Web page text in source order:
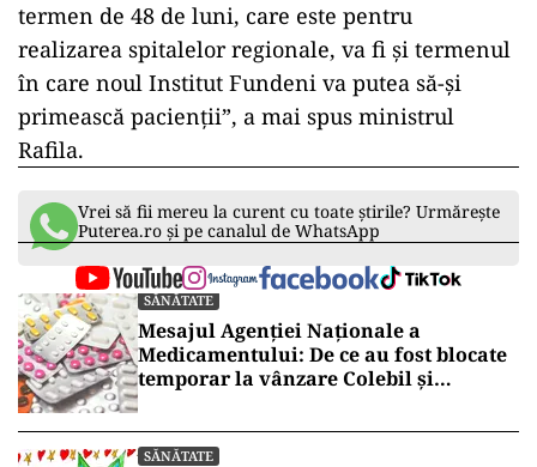
termen de 48 de luni, care este pentru
realizarea spitalelor regionale, va fi şi termenul
în care noul Institut Fundeni va putea să-şi
primească pacienţii”, a mai spus ministrul
Rafila.
Vrei să fii mereu la curent cu toate știrile? Urmărește
Puterea.ro și pe canalul de WhatsApp
SĂNĂTATE
Mesajul Agenției Naționale a
Medicamentului: De ce au fost blocate
temporar la vânzare Colebil și
SĂNĂTATE